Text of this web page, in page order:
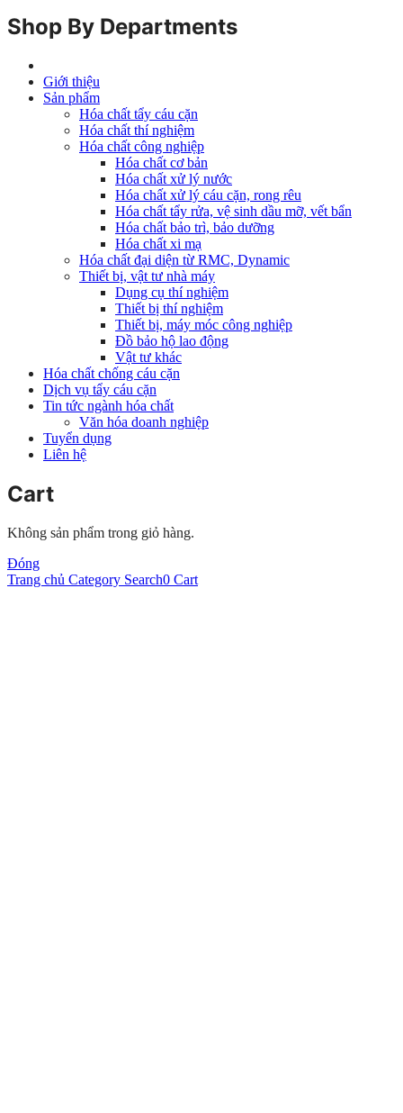
Shop By Departments
Giới thiệu
Sản phẩm
Hóa chất tẩy cáu cặn
Hóa chất thí nghiệm
Hóa chất công nghiệp
Hóa chất cơ bản
Hóa chất xử lý nước
Hóa chất xử lý cáu cặn, rong rêu
Hóa chất tẩy rửa, vệ sinh dầu mỡ, vết bẩn
Hóa chất bảo trì, bảo dưỡng
Hóa chất xi mạ
Hóa chất đại diện từ RMC, Dynamic
Thiết bị, vật tư nhà máy
Dụng cụ thí nghiệm
Thiết bị thí nghiệm
Thiết bị, máy móc công nghiệp
Đồ bảo hộ lao động
Vật tư khác
Hóa chất chống cáu cặn
Dịch vụ tẩy cáu cặn
Tin tức ngành hóa chất
Văn hóa doanh nghiệp
Tuyển dụng
Liên hệ
Cart
Không sản phẩm trong giỏ hàng.
Đóng
Trang chủ Category Search0 Cart